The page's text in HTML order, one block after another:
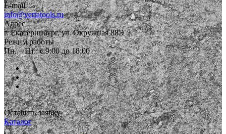
E-mail
info@vertatools.ru
Адрес
г. Екатеринбург, ул. Окружная 88Э
Режим работы
Пн. – Пт.: с 9:00 до 18:00
Оставить заявку
Каталог